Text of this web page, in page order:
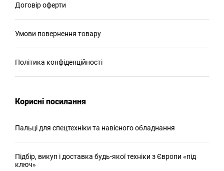
Договір оферти
Умови повернення товару
Політика конфіденційності
Корисні посилання
Пальці для спецтехніки та навісного обладнання
Підбір, викуп і доставка будь-якої техніки з Європи «під
ключ»